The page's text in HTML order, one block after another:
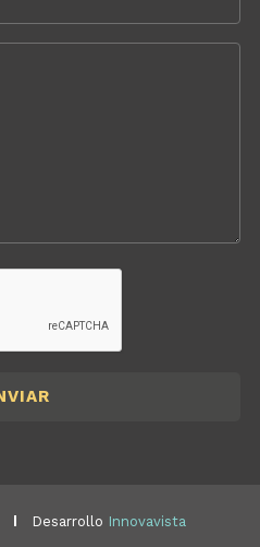
Desarrollo Innovavista